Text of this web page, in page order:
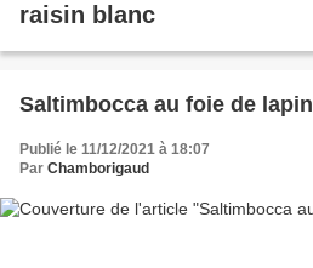
raisin blanc
Saltimbocca au foie de lapin
Publié le 11/12/2021 à 18:07
Par Chamborigaud